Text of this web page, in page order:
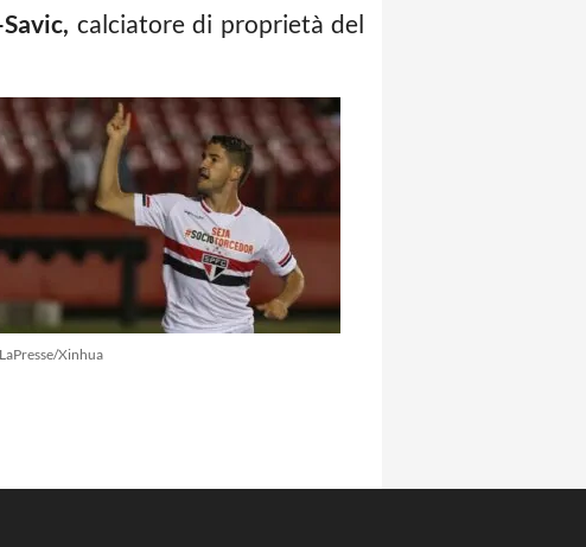
calciatore di proprietà del
LaPresse/Xinhua